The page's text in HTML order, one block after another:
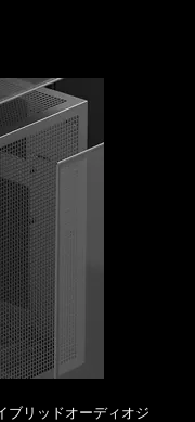
ブリッドオーディオジ